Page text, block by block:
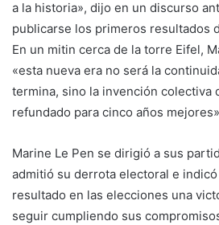
a la historia», dijo en un discurso
publicarse los primeros resultados
En un mitin cerca de la torre Eifel,
«esta nueva era no será la
termina, sino la invención colectiva
refundado para cinco años
Marine Le Pen se dirigió a sus
admitió su derrota electoral e
resultado en las elecciones una
seguir cumpliendo sus